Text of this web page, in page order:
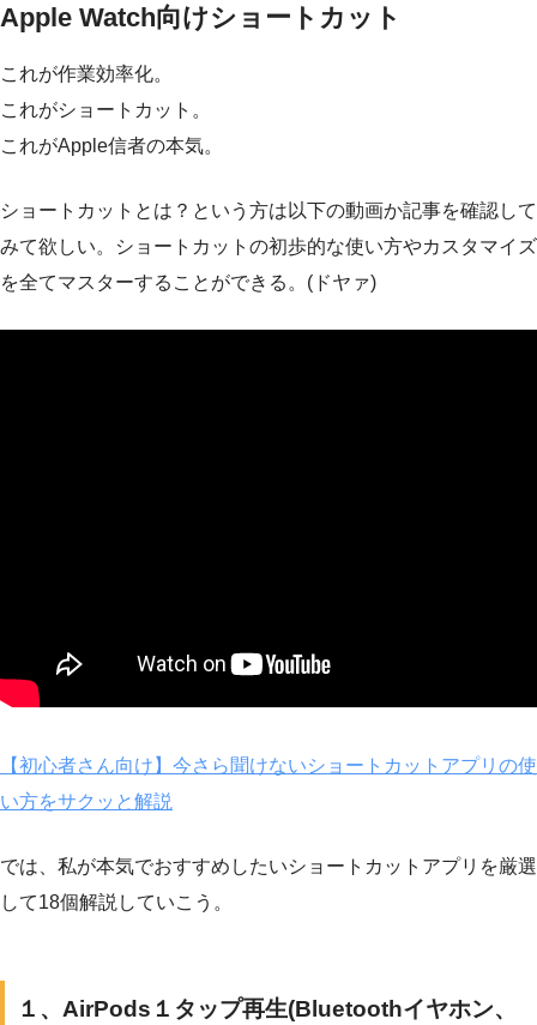
Apple Watch向けショートカット
これが作業効率化。
これがショートカット。
これがApple信者の本気。
ショートカットとは？という方は以下の動画か記事を確認して
みて欲しい。ショートカットの初歩的な使い方やカスタマイズ
を全てマスターすることができる。(ドヤァ)
【初心者さん向け】今さら聞けないショートカットアプリの使
い方をサクッと解説
では、私が本気でおすすめしたいショートカットアプリを厳選
して18個解説していこう。
１、AirPods１タップ再生(Bluetoothイヤホン、